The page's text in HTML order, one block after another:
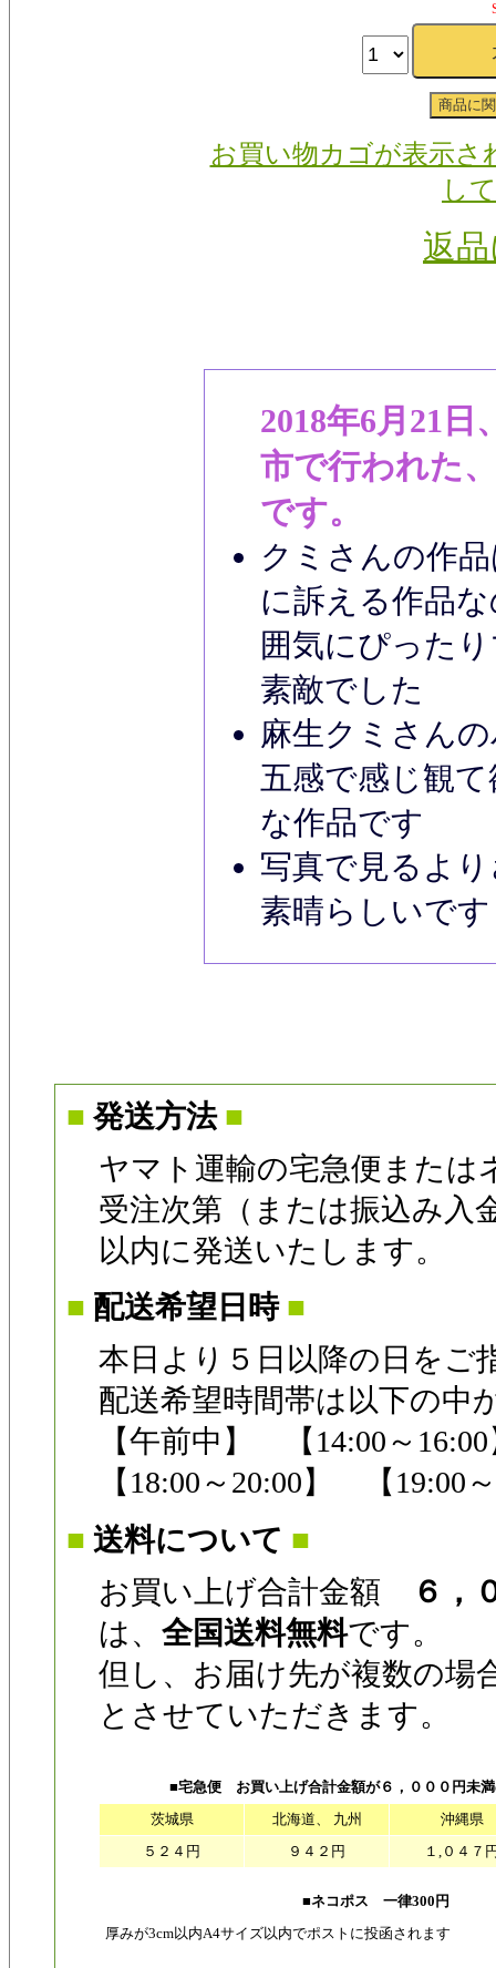
お買い物カゴが表示
し
返
2018年6月21日
市で行われた
です。
クミさんの作
に訴える作品
囲気にぴった
素敵でした
麻生クミさん
五感で感じ観
な作品です
写真で見るよ
素晴らしいで
■ 発送方法 ■
ヤマト運輸の宅急便または
受注次第（または振込み入
以内に発送いたします。
■ 配送希望日時 ■
本日より５日以降の日をご
配送希望時間帯は以下の中
【午前中】 【14:00～
【18:00～20:00】 【19:00
■ 送料について ■
お買い上げ合計金額
６，
は、全国送料無料です。
但し、お届け先が複数の場
とさせていただきます。
■宅急便 お買い上げ合計金額が６，０００円未
茨城県
北海道、 九州
沖縄県
５２４円
９４２円 １,０４７
■ネコポス 一律300円
厚みが3cm以内A4サイズ以内でポストに投函されます